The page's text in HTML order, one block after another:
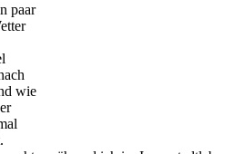
paar
wie